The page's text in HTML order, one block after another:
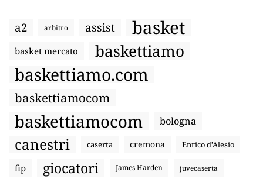
a2 arbitro assist basket
basket mercato baskettiamo
baskettiamo.com
baskettiamocom
baskettiamocom bologna
canestri caserta cremona Enrico d’Alesio
fip giocatori James Harden juvecaserta